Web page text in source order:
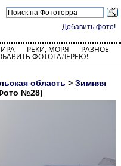
Добавить фото!
РЕКИ, МОРЯ РАЗНОЕ
ФОТОГАЛЕРЕЮ!
область > Зимняя
№28)